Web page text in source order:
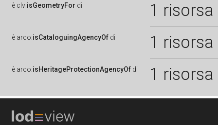
è clv:isGeometryFor di 1 risorsa
è arco:isCataloguingAgencyOf di 1 risorsa
è arco:isHeritageProtectionAgencyOf di 1 risorsa